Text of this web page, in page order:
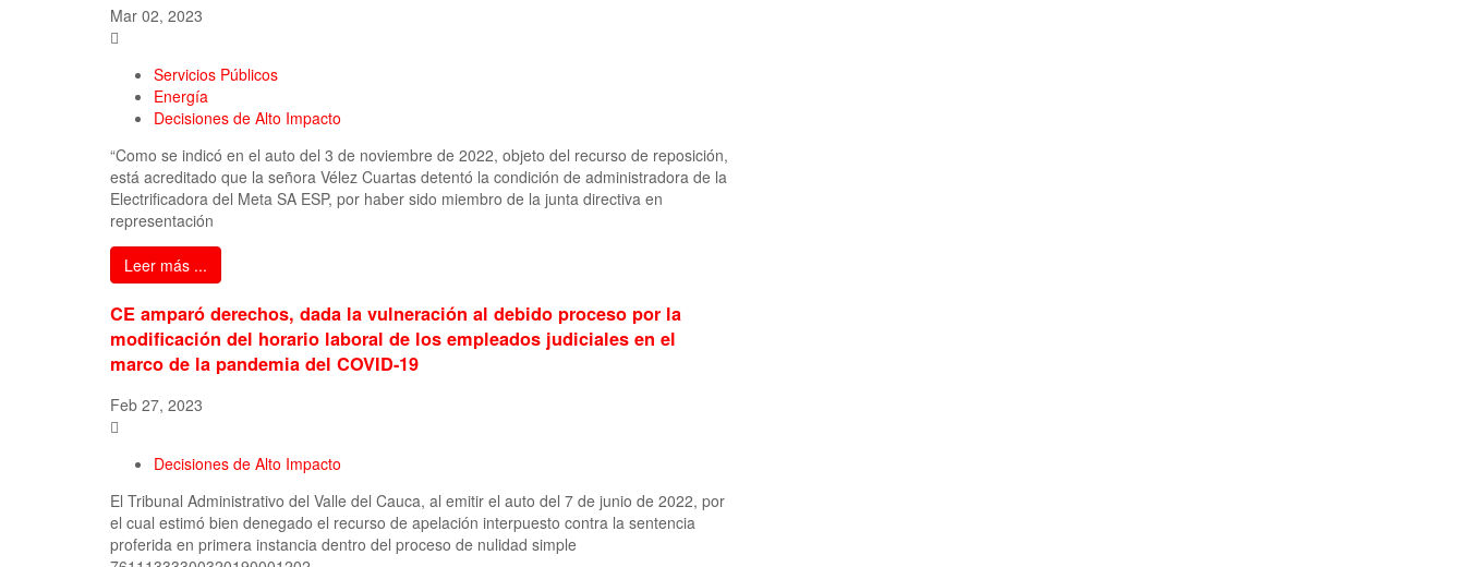
Mar 02, 2023
Servicios Públicos
Energía
Decisiones de Alto Impacto
“Como se indicó en el auto del 3 de noviembre de 2022, objeto del recurso de reposición,
está acreditado que la señora Vélez Cuartas detentó la condición de administradora de la
Electrificadora del Meta SA ESP, por haber sido miembro de la junta directiva en
representación
Leer más ...
CE amparó derechos, dada la vulneración al debido proceso por la
modificación del horario laboral de los empleados judiciales en el
marco de la pandemia del COVID-19
Feb 27, 2023
Decisiones de Alto Impacto
El Tribunal Administrativo del Valle del Cauca, al emitir el auto del 7 de junio de 2022, por
el cual estimó bien denegado el recurso de apelación interpuesto contra la sentencia
proferida en primera instancia dentro del proceso de nulidad simple